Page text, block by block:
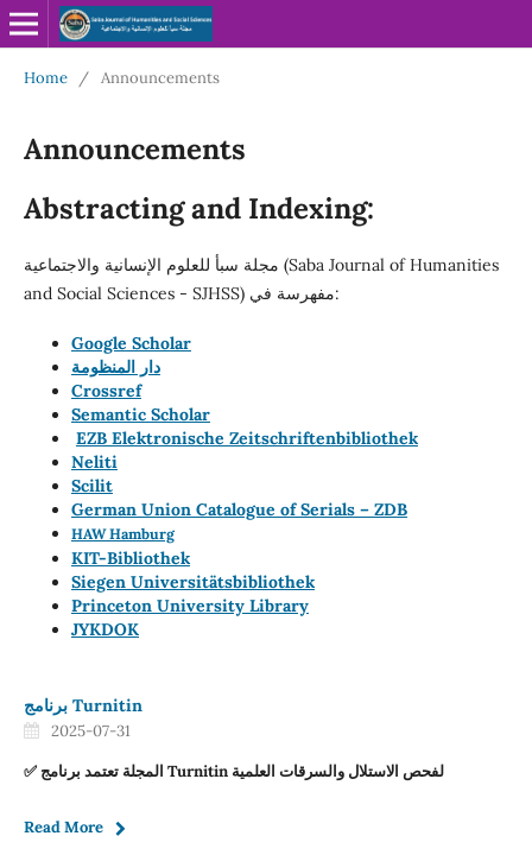
Home / Announcements
Announcements
Abstracting and Indexing:
مجلة سبأ للعلوم الإنسانية والاجتماعية (Saba Journal of Humanities
and Social Sciences - SJHSS) مفهرسة في:
Google Scholar
دار المنظومة
Crossref
Semantic Scholar
EZB Elektronische Zeitschriftenbibliothek
Neliti
Scilit
German Union Catalogue of Serials – ZDB
HAW Hamburg
KIT-Bibliothek
Siegen Universitätsbibliothek
Princeton University Library
JYKDOK
برنامج Turnitin
2025-07-31
✅ المجلة تعتمد برنامج Turnitin لفحص الاستلال والسرقات العلمية
Read More